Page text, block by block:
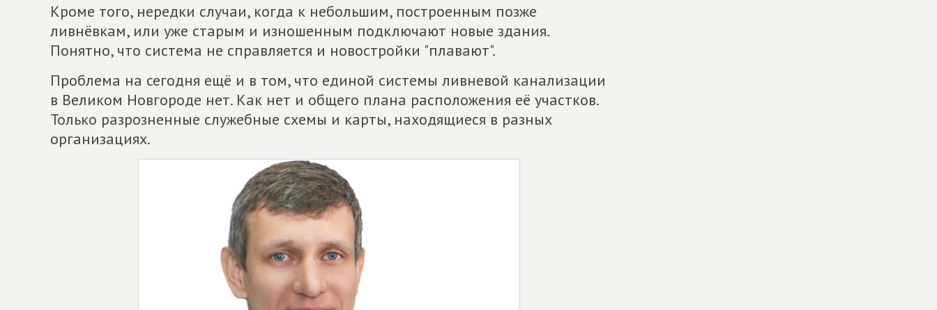
Кроме того, нередки случаи, когда к небольшим, построенным позже
ливнёвкам, или уже старым и изношенным подключают новые здания.
Понятно, что система не справляется и новостройки "плавают".
Проблема на сегодня ещё и в том, что единой системы ливневой канализации
в Великом Новгороде нет. Как нет и общего плана расположения её участков.
Только разрозненные служебные схемы и карты, находящиеся в разных
организациях.